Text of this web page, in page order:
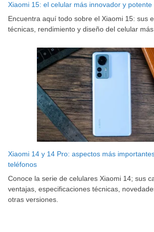
Xiaomi 15: el celular más innovador y potente
Encuentra aquí todo sobre el Xiaomi 15: sus
técnicas, rendimiento y diseño del celular
Xiaomi 14 y 14 Pro: aspectos más
teléfonos
Conoce la serie de celulares Xiaomi 14; sus
ventajas, especificaciones técnicas,
otras versiones.